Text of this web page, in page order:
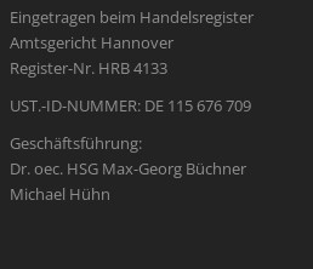
new
window
new
window
new
window
in
new
new
Eingetragen beim Handelsregister
Amtsgericht Hannover
Register-Nr. HRB 4133
UST.-ID-NUMMER: DE 115 676 709
Geschäftsführung:
Dr. oec. HSG Max-Georg Büchner
Michael Hühn